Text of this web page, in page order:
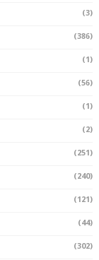
(3)
(386)
(1)
(56)
(1)
(2)
(251)
(240)
(121)
(44)
(302)